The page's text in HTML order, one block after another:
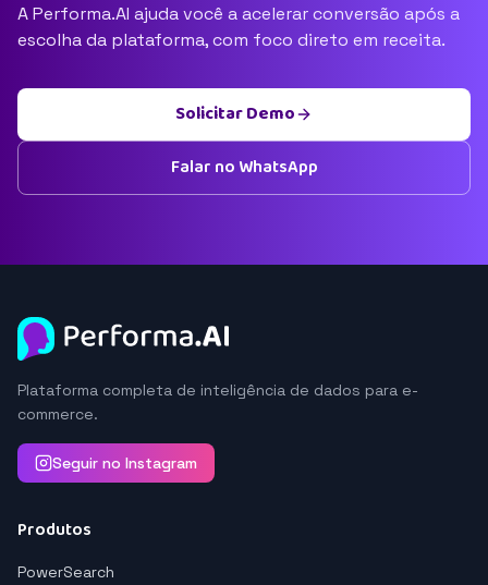
A Performa.AI ajuda você a acelerar conversão após a
escolha da plataforma, com foco direto em receita.
Solicitar Demo
Falar no WhatsApp
Plataforma completa de inteligência de dados para e-
commerce.
Seguir no Instagram
Produtos
PowerSearch